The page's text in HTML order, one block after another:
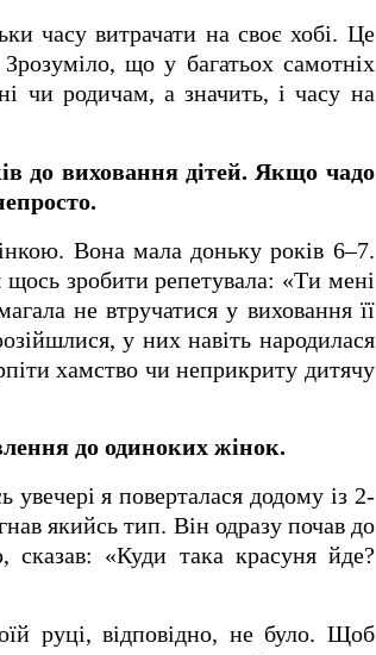
часу витрачати на своє хобі. Це
що у багатьох самотніх
чи родичам, а значить, і часу на
до виховання дітей. Якщо чадо
Вона мала доньку років 6–7.
щось зробити репетувала: «Ти мені
не втручатися у виховання її
у них навіть народилася
хамство чи неприкриту дитячу
до одиноких жінок.
я поверталася додому із 2-
якийсь тип. Він одразу почав до
«Куди така красуня йде?
руці, відповідно, не було. Щоб